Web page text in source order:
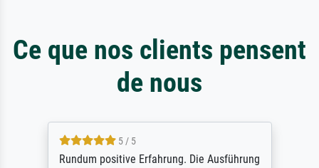
Ce que nos clients pensent
de nous
5 / 5
Rundum positive Erfahrung. Die Ausführung